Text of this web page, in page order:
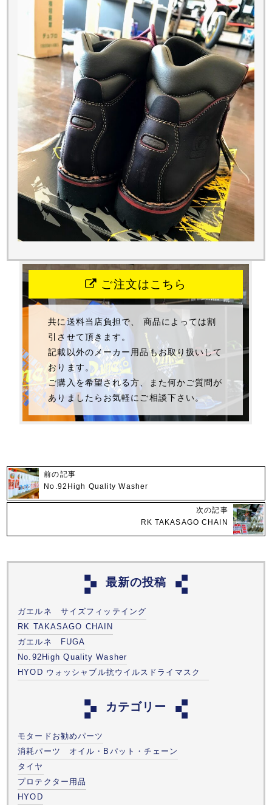
ご注文はこちら
共に送料当店負担で、 商品によっては割
引させて頂きます。
記載以外のメーカー用品もお取り扱いして
おります。
ご購入を希望される方、また何かご質問が
ありましたらお気軽にご相談下さい。
前の記事
No.92High Quality Washer
次の記事
RK TAKASAGO CHAIN
最新の投稿
ガエルネ サイズフィッテイング
RK TAKASAGO CHAIN
ガエルネ FUGA
No.92High Quality Washer
HYOD ウォッシャブル抗ウイルスドライマスク
カテゴリー
モタードお勧めパーツ
消耗パーツ オイル・Bパット・チェーン
タイヤ
プロテクター用品
HYOD